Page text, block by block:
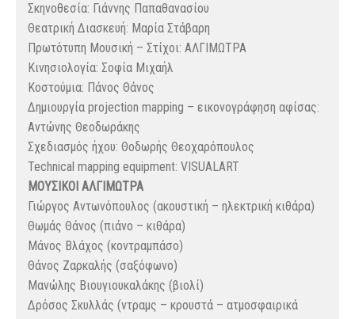
Σκηνοθεσία: Γιάννης Παπαθανασίου
Θεατρική Διασκευή: Μαρία Στάβαρη
Πρωτότυπη Μουσική – Στίχοι: ΑΛΓΙΜΩΤΡΑ
Κινησιολογία: Σοφία Μιχαήλ
Κοστούμια: Πάνος Θάνος
Δημιουργία projection mapping – εικονογράφηση αφίσας:
Αντώνης Θεοδωράκης
Σχεδιασμός ήχου: Θοδωρής Θεοχαρόπουλος
Technical mapping equipment: VISUALART
ΜΟΥΣΙΚΟΙ ΑΛΓΙΜΩΤΡΑ
Γιώργος Αντωνόπουλος (ακουστική – ηλεκτρική κιθάρα)
Θωμάς Θάνος (πιάνο – κιθάρα)
Μάνος Βλάχος (κοντραμπάσο)
Θάνος Ζαρκαλής (σαξόφωνο)
Μανώλης Βιουγιουκαλάκης (βιολί)
Δρόσος Σκυλλάς (ντραμς – κρουστά – ατμοσφαιρικά